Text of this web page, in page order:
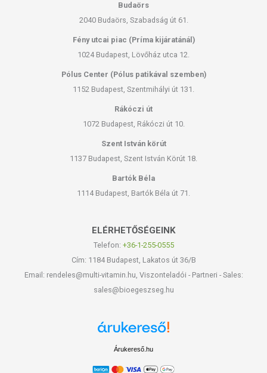
Budaörs
2040 Budaörs, Szabadság út 61.
Fény utcai piac (Príma kijáratánál)
1024 Budapest, Lövőház utca 12.
Pólus Center (Pólus patikával szemben)
1152 Budapest, Szentmihályi út 131.
Rákóczi út
1072 Budapest, Rákóczi út 10.
Szent István körút
1137 Budapest, Szent István Körút 18.
Bartók Béla
1114 Budapest, Bartók Béla út 71.
ELÉRHETŐSÉGEINK
Telefon: +36-1-255-0555
Cím: 1184 Budapest, Lakatos út 36/B
Email: rendeles@multi-vitamin.hu, Viszonteladói - Partneri - Sales:
sales@bioegeszseg.hu
Árukereső.hu